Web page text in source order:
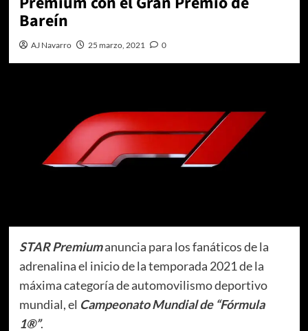
Bareín
AJ Navarro 25 marzo, 2021 0
STAR Premiumanuncia para los fanáticos de la
adrenalina el inicio de la temporada 2021 de la
máxima categoría de automovilismo deportivo
mundial, el Campeonato Mundial de “Fórmula
1®”.